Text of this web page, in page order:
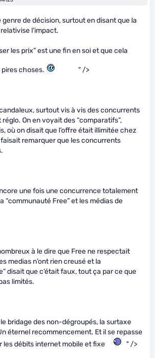
genre de décision, surtout en disant que la
l’impact.
les prix” est une fin en soi et que cela
choses. " />
surtout vis à vis des concurrents
On en voyait des “comparatifs”,
où on disait que l’offre était illimitée chez
faisait remarquer que les concurrents
une fois une concurrence totalement
“communauté Free” et les médias de
à le dire que Free ne respectait
medias n’ont rien creusé et la
disait que c’était faux, tout ça par ce que
limités.
bridage des non-dégroupés, la surtaxe
éternel recommencement. Et il se repasse
les débits internet mobile et fixe
" />